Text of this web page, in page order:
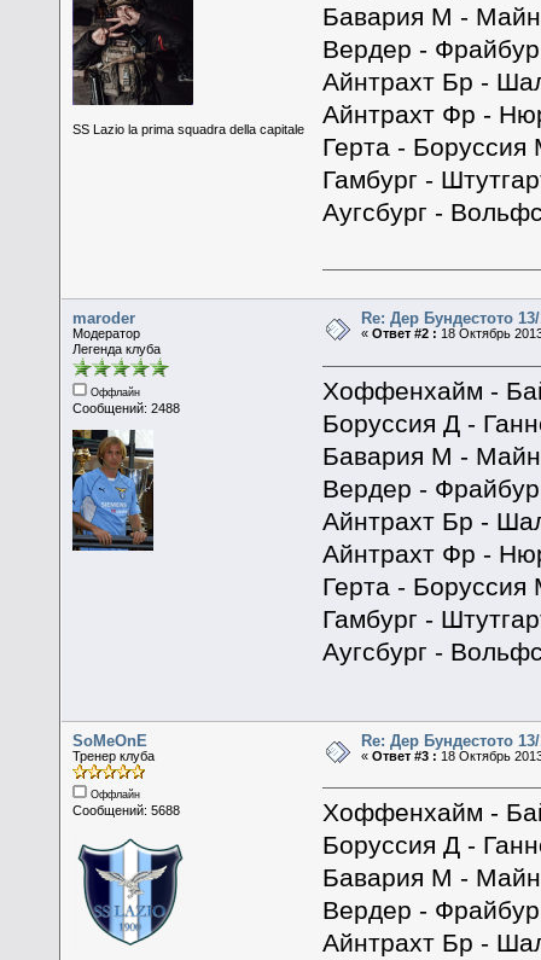
SS Lazio la prima squadra della capitale
Бавария М -
Вердер -
Айнтрахт Бр -
Айнтрахт Фр -
Герта - Боруссия
Гамбург -
Аугсбург -
maroder
Модератор
Легенда клуба
Оффлайн
Сообщений: 2488
Re: Дер Бундестото
«Ответ #2 : 18 Октябрь
Хоффенхайм -
Боруссия Д -
Бавария М -
Вердер -
Айнтрахт Бр -
Айнтрахт Фр -
Герта - Боруссия
Гамбург -
Аугсбург -
SoMeOnE
Тренер клуба
Оффлайн
Сообщений: 5688
Re: Дер Бундестото
«Ответ #3 : 18 Октябрь
Хоффенхайм -
Боруссия Д -
Бавария М -
Вердер -
Айнтрахт Бр -